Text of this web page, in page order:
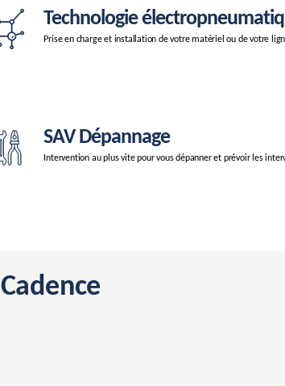
Technologie
Prise en charge et installation de votre matériel ou de votre
SAV Dépannage
Intervention au plus vite pour vous dépanner et prévoir les
Cadence